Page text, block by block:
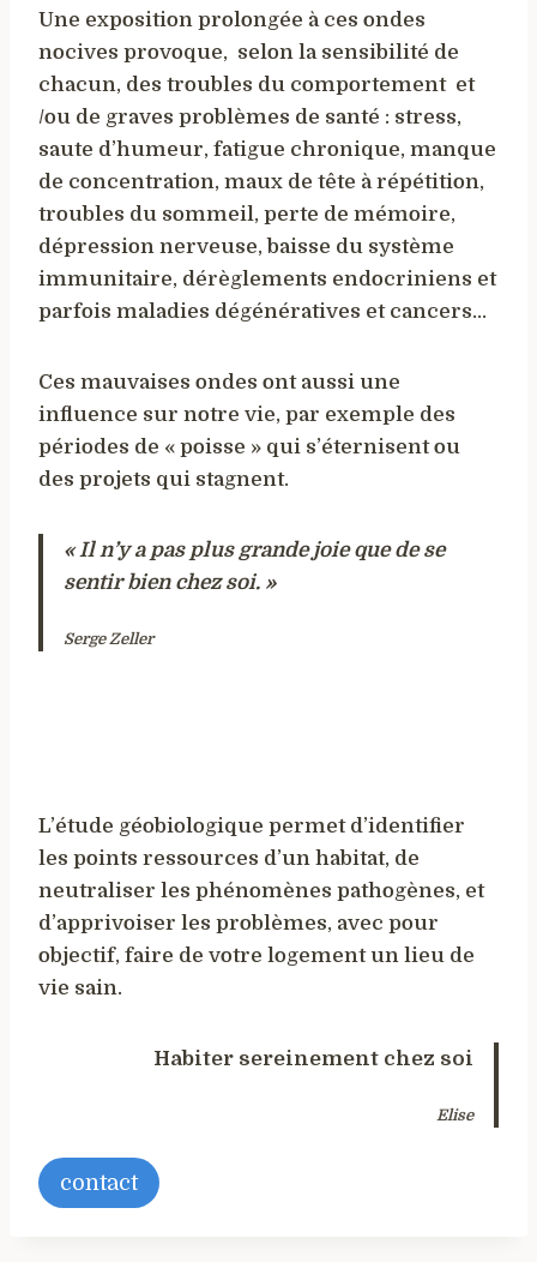
Une exposition prolongée à ces ondes
nocives provoque, selon la sensibilité de
chacun, des troubles du comportement et
/ou de graves problèmes de santé : stress,
saute d’humeur, fatigue chronique, manque
de concentration, maux de tête à répétition,
troubles du sommeil, perte de mémoire,
dépression nerveuse, baisse du système
immunitaire, dérèglements endocriniens et
parfois maladies dégénératives et cancers…
Ces mauvaises ondes ont aussi une
influence sur notre vie, par exemple des
périodes de « poisse » qui s’éternisent ou
des projets qui stagnent.
« Il n’y a pas plus grande joie que de se
sentir bien chez soi. »
Serge Zeller
L’étude géobiologique permet d’identifier
les points ressources d’un habitat, de
neutraliser les phénomènes pathogènes, et
d’apprivoiser les problèmes, avec pour
objectif, faire de votre logement un lieu de
vie sain.
Habiter sereinement chez soi
Elise
contact